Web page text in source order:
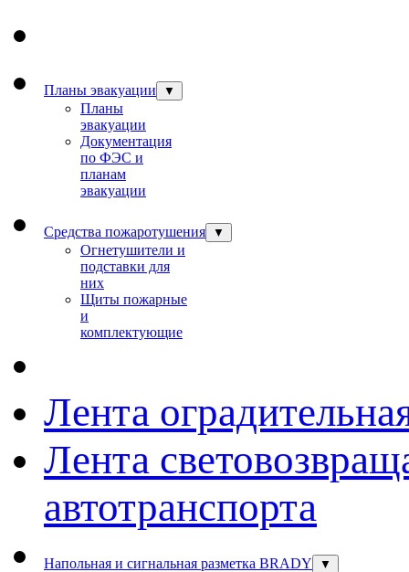
Планы эвакуации ▼
Планы
эвакуации
Документация
по ФЭС и
планам
эвакуации
Средства пожаротушения ▼
Огнетушители и
подставки для
них
Щиты пожарные
и
комплектующие
Лента
Лента
автотранспорта
Напольная и сигнальная разметка BRADY ▼